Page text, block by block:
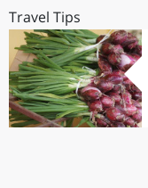
Travel Tips